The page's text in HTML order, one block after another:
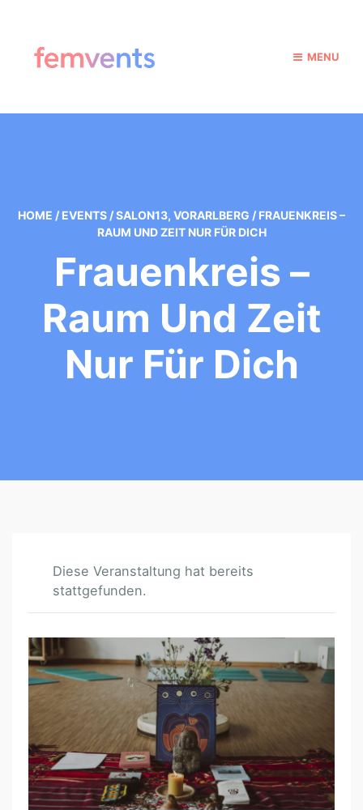
MENU
HOME / EVENTS /SALON13, VORARLBERG / FRAUENKREIS –
RAUM UND ZEIT NUR FÜR DICH
Frauenkreis –
Raum Und Zeit
Nur Für Dich
Diese Veranstaltung hat bereits
stattgefunden.
F
R
A
U
E
N
K